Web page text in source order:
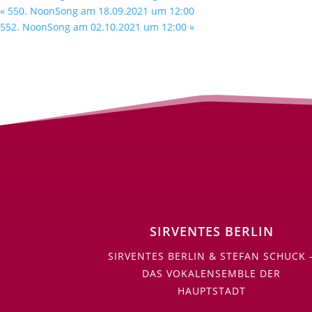
« 550. NoonSong am 18.09.2021 um 12:00
552. NoonSong am 02.10.2021 um 12:00 »
SIRVENTES BERLIN
SIRVENTES BERLIN & STEFAN SCHUCK
DAS VOKALENSEMBLE DER
HAUPTSTADT